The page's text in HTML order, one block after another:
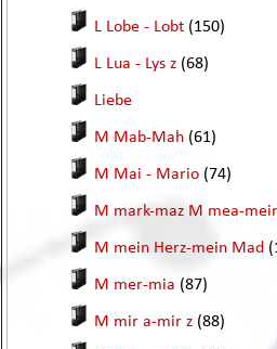
L Lobe - Lobt (150)
L Lua - Lys z (68)
Liebe
M Mab-Mah (61)
M Mai - Mario (74)
M mark-maz M mea-
M mein Herz-mein Mad
M mer-mia (87)
M mir a-mir z (88)